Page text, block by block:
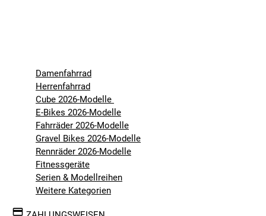
Damenfahrrad
Herrenfahrrad
Cube 2026-Modelle
E-Bikes 2026-Modelle
Fahrräder 2026-Modelle
Gravel Bikes 2026-Modelle
Rennräder 2026-Modelle
Fitnessgeräte
Serien & Modellreihen
Weitere Kategorien